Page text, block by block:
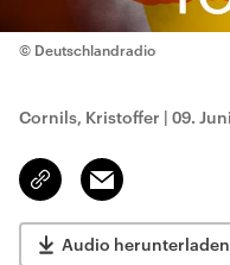
© Deutschlandradio
Cornils, Kristoffer | 09.
Link
kopieren/teilen
Email
Audio herunterladen